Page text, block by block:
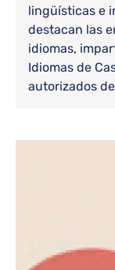
lingüísticas e
destacan las
idiomas,
Idiomas de
autorizados